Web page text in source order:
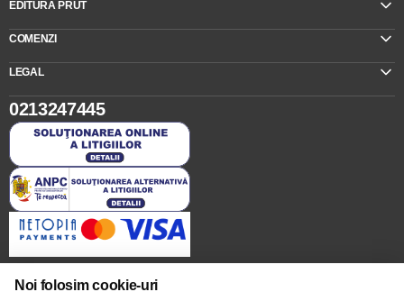
EDITURA PRUT
COMENZI
LEGAL
0213247445
Noi folosim cookie-uri